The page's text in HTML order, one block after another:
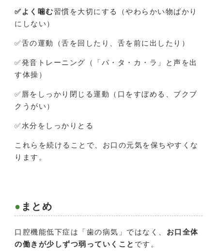
✅よく噛む習慣を大切にする（やわらかい物ばかり
にしない）
✅舌の運動（舌を回したり、舌を前に出したり）
✅発音トレーニング（「パ・タ・カ・ラ」と声を出
す体操）
✅唇をしっかり閉じる運動（口をすぼめる、ブクブ
クうがい）
✅水分をしっかりとる
これらを続けることで、お口の元気を保ちやすくな
ります。
まとめ
口腔機能低下症は「歯の病気」ではなく、 お口全体
の働きが少しずつ弱っていくこと です。